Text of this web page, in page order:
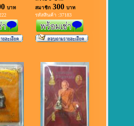
บาท
สมาชิก300 บาท
รหัสสินค้า :37183